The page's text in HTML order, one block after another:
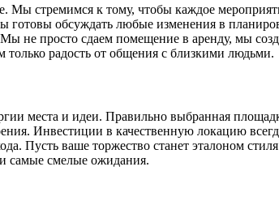
Мы стремимся к тому, чтобы каждое
готовы обсуждать любые изменения в
не просто сдаем помещение в аренду, мы
только радость от общения с близкими людьми.
места и идеи. Правильно выбранная
Инвестиции в качественную локацию
Пусть ваше торжество станет эталоном
самые смелые ожидания.